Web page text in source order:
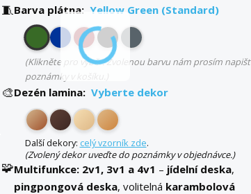
🧵Barva plátna: Yellow Green (Standard)
(Klikněte pro výběr. Zvolenou barvu nám prosím
poznámky v košíku.)
🎨Dezén lamina: Vyberte dekor
Další dekory: celý vzorník zde.
(Zvolený dekor uveďte do poznámky v objednávce.)
🧩Multifunkce:2v1, 3v1 a 4v1 – jídelní deska,
pingpongová deska, volitelná karambolová